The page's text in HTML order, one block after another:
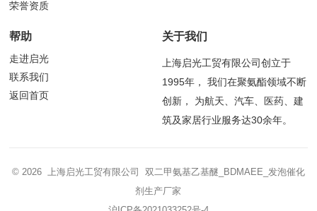
荣誉资质
帮助
走进启光
联系我们
返回首页
关于我们
上海启光工贸有限公司创立于
1995年， 我们在聚氨酯领域不断
创新， 为航天、汽车、医药、建
筑及家居行业服务达30余年。
© 2026 上海启光工贸有限公司 双二甲氨基乙基醚_BDMAEE_发泡催化
剂生产厂家